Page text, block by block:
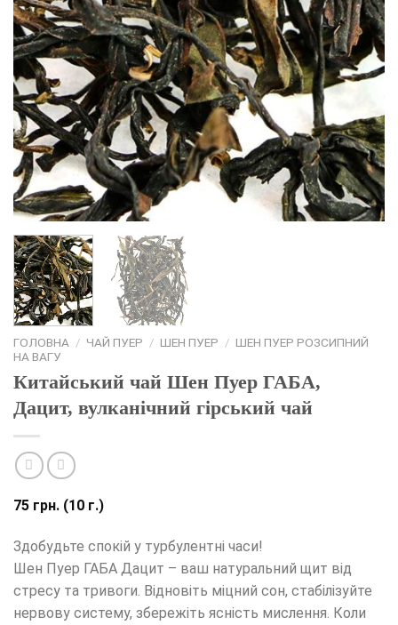
ГОЛОВНА / ЧАЙ ПУЕР / ШЕН ПУЕР / ШЕН ПУЕР РОЗСИПНИЙ
НА ВАГУ
Китайський чай Шен Пуер ГАБА,
Дацит, вулканічний гірський чай
75 грн. (10 г.)
Здобудьте спокій у турбулентні часи!
Шен Пуер ГАБА Дацит – ваш натуральний щит від
стресу та тривоги. Відновіть міцний сон, стабілізуйте
нервову систему, збережіть ясність мислення. Коли